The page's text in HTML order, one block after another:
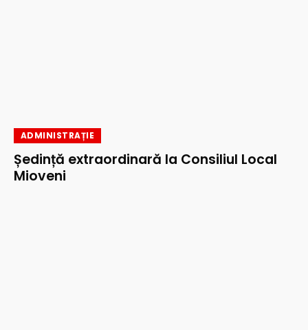
ADMINISTRAȚIE
Ședință extraordinară la Consiliul Local
Mioveni